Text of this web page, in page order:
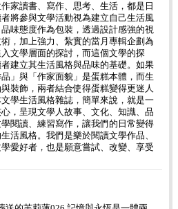
家讀書、寫作、思考、生活，都是日
將參與文學活動視為建立自己生活風
味態度作為包裝，透過設計感強的視
，加上強力、紮實的當月專輯企劃為
文學層面的探討，而這個文學的探
建立其生活風格與品味的基礎。如果
」與「作家面貌」是蛋糕本體，而生
裝飾，兩者結合使得蛋糕變得更迷人
學生活風格雜誌，簡單來說，就是一
，呈現文學人故事、文化、知識、品
閱讀、練習寫作，讓我們的日常變得
活風格。我們是樂於閱讀文學作品、
愛好者，也是願意嘗試、改變、享受